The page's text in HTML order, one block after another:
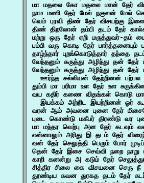
மா மதலை கோ மதலை மான் தேர்
நாம மணி தேர் மேல் நகுலன் மேல்
வெம் புரவி திண் தேர் விசயற்கு
திண் திறலோன் தம்பி தடம் தேர்
மற்று ஒரு தேர் ஏறி மருத்துவர்-தம்
பம்பி வரு கொடி தேர் பார்த்தனையும்
தாழ்ந்தார் புறங்கொடுத்தார் தந்தை
வேந்தனும் கருத்து அழிந்து தன்
வேந்தனும் கருத்து அழிந்து தன்
ஊர்ந்த சல்லியன் தேற்றினன் பற்பல
தும்பி மா பரிமா உள தேர் உள
வய கதிர் கணை விதங்கள் கொடு
இயக்கம் அற்றிட இயற்றினன் ஓர்
வரன் ஆம் அவனை புனை தேர் மிசையே
புடை கொண்டு மகீபர் திரண்டு வர
மா மந்தர வெற்பு அன தேர்
என்னாலும் அரிது இ தடம் தேர்
வன் தேர் செலுத்தி பெரும் போர்
தென் தேர் இசை செவ்வி நறை நாறு
காறி கனன்று அ கடும் தேர்
சித்திர சிலை கை விசயனை செரு நீ
தூண்டிய கவன துரகத தடம் தேர்